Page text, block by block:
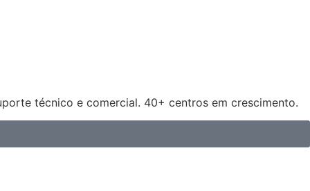
técnico e comercial. 40+ centros em crescimento.